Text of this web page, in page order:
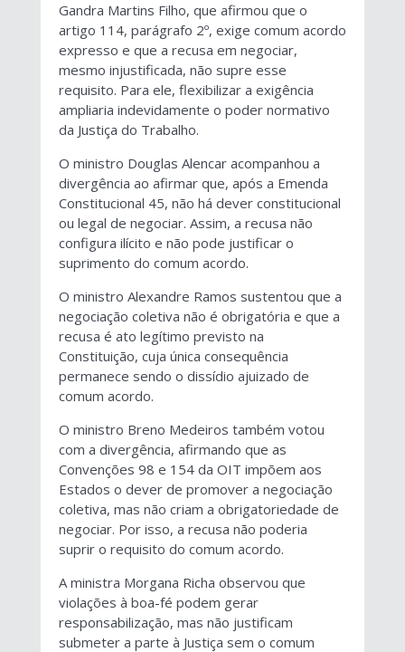
Gandra Martins Filho, que afirmou que o
artigo 114, parágrafo 2º, exige comum acordo
expresso e que a recusa em negociar,
mesmo injustificada, não supre esse
requisito. Para ele, flexibilizar a exigência
ampliaria indevidamente o poder normativo
da Justiça do Trabalho.
O ministro Douglas Alencar acompanhou a
divergência ao afirmar que, após a Emenda
Constitucional 45, não há dever constitucional
ou legal de negociar. Assim, a recusa não
configura ilícito e não pode justificar o
suprimento do comum acordo.
O ministro Alexandre Ramos sustentou que a
negociação coletiva não é obrigatória e que a
recusa é ato legítimo previsto na
Constituição, cuja única consequência
permanece sendo o dissídio ajuizado de
comum acordo.
O ministro Breno Medeiros também votou
com a divergência, afirmando que as
Convenções 98 e 154 da OIT impõem aos
Estados o dever de promover a negociação
coletiva, mas não criam a obrigatoriedade de
negociar. Por isso, a recusa não poderia
suprir o requisito do comum acordo.
A ministra Morgana Richa observou que
violações à boa-fé podem gerar
responsabilização, mas não justificam
submeter a parte à Justiça sem o comum